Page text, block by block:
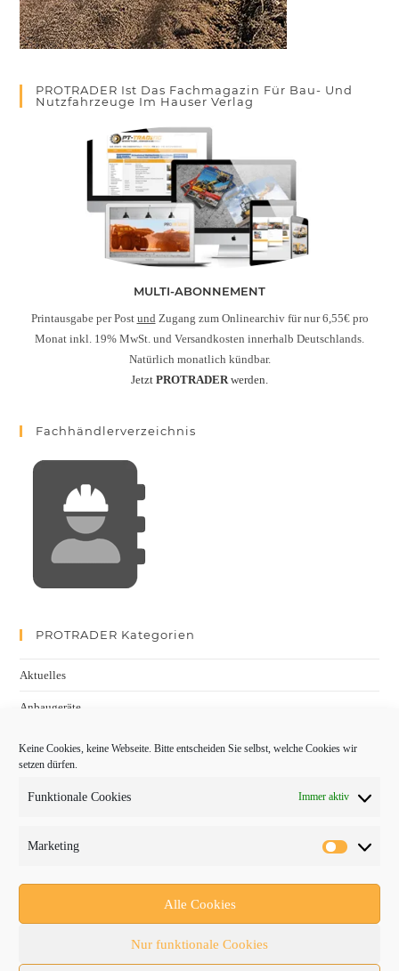
Keine Cookies, keine Webseite. Bitte entscheiden Sie selbst, welche Cookies wir
setzen dürfen.
Funktionale Cookies Immer aktiv
Marketing
Alle Cookies
Nur funktionale Cookies
PROTRADER Ist Das Fachmagazin Für Bau- Und
Nutzfahrzeuge Im Hauser Verlag
MULTI-ABONNEMENT
Printausgabe per Post und Zugang zum Onlinearchiv für nur 6,55€ pro
Monat inkl. 19% MwSt. und Versandkosten innerhalb Deutschlands.
Natürlich monatlich kündbar.
Jetzt PROTRADERwerden.
Fachhändlerverzeichnis
PROTRADER Kategorien
Aktuelles
Anbaugeräte
Baumaschinen
Fachmessen
Nutzfahrzeuge